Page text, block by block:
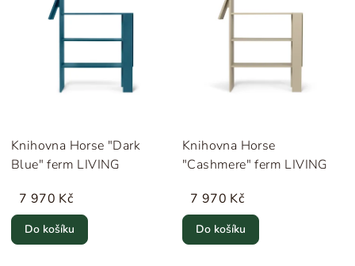
Knihovna Horse "Dark
Blue" ferm LIVING
7 970 Kč
Do košíku
Knihovna Horse
"Cashmere" ferm LIVING
7 970 Kč
Do košíku